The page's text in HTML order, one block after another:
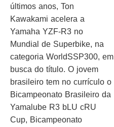
últimos anos, Ton
Kawakami acelera a
Yamaha YZF-R3 no
Mundial de Superbike, na
categoria WorldSSP300, em
busca do título. O jovem
brasileiro tem no currículo o
Bicampeonato Brasileiro da
Yamalube R3 bLU cRU
Cup, Bicampeonato